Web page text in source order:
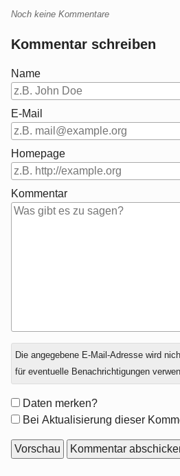
Noch keine Kommentare
Kommentar schreiben
Name
E-Mail
Homepage
Kommentar
Antwort
zu
Die angegebene E-Mail-Adresse wird
für eventuelle Benachrichtigungen
Formular-
Optionen
Daten merken?
Bei Aktualisierung dieser